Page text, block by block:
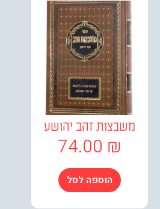
זהב יהושע
74.00
הוספה לסל